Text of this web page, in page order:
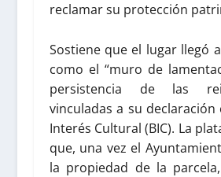
reclamar su protección
Sostiene que el lugar llegó
como el “muro de
persistencia de las
vinculadas a su declaración
Interés Cultural (BIC). La
que, una vez el
la propiedad de la